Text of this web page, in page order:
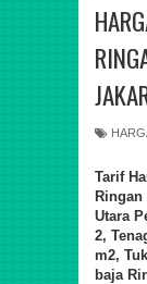
Tarif
Ringan
Utara
2,
m2,
baja